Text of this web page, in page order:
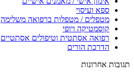
ספא ועיסוי
מטפלים / מטפלות ברפואה משלימה
קוסמטיקה ויופי
רפואה אסתטית וטיפולים אסתטיים
הדרכת הורים
תגובות אחרונות